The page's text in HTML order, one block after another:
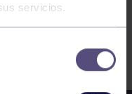
servicios.